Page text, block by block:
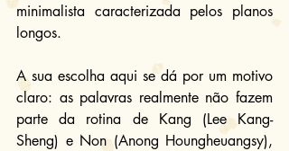
minimalista caracterizada pelos planos
longos.
A sua escolha aqui se dá por um motivo
claro: as palavras realmente não fazem
parte da rotina de Kang (Lee Kang-
Sheng) e Non (Anong Houngheuangsy),